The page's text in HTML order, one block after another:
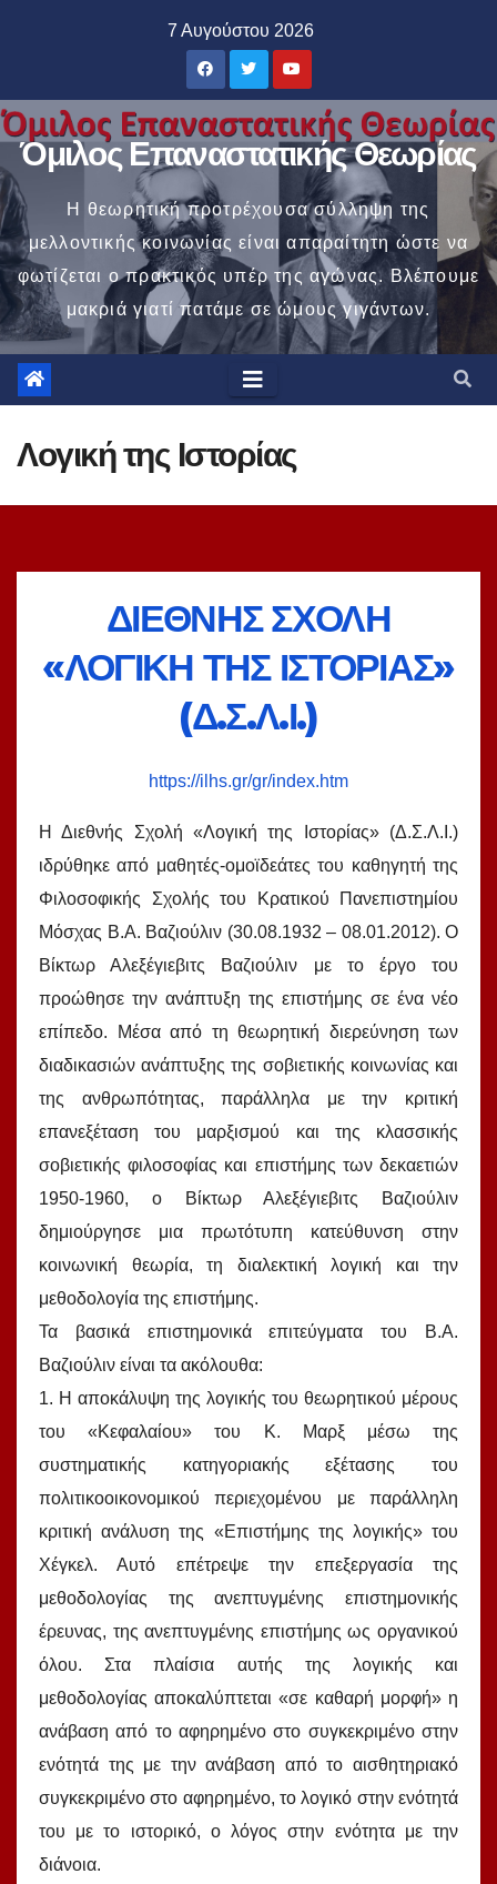
7 Αυγούστου 2026
Όμιλος Επαναστατικής Θεωρίας
Η θεωρητική προτρέχουσα σύλληψη της
μελλοντικής κοινωνίας είναι απαραίτητη ώστε να
φωτίζεται ο πρακτικός υπέρ της αγώνας. Βλέπουμε
μακριά γιατί πατάμε σε ώμους γιγάντων.
Λογική της Ιστορίας
ΔΙΕΘΝΗΣ ΣΧΟΛΗ
«ΛΟΓΙΚΗ ΤΗΣ ΙΣΤΟΡΙΑΣ»
(Δ.Σ.Λ.Ι.)
https://ilhs.gr/gr/index.htm
Η Διεθνής Σχολή «Λογική της Ιστορίας» (Δ.Σ.Λ.Ι.)
ιδρύθηκε από μαθητές-ομοϊδεάτες του καθηγητή της
Φιλοσοφικής Σχολής του Κρατικού Πανεπιστημίου
Μόσχας Β.Α. Βαζιούλιν (30.08.1932 – 08.01.2012). Ο
Βίκτωρ Αλεξέγιεβιτς Βαζιούλιν με το έργο του
προώθησε την ανάπτυξη της επιστήμης σε ένα νέο
επίπεδο. Μέσα από τη θεωρητική διερεύνηση των
διαδικασιών ανάπτυξης της σοβιετικής κοινωνίας και
της ανθρωπότητας, παράλληλα με την κριτική
επανεξέταση του μαρξισμού και της κλασσικής
σοβιετικής φιλοσοφίας και επιστήμης των δεκαετιών
1950-1960, ο Βίκτωρ Αλεξέγιεβιτς Βαζιούλιν
δημιούργησε μια πρωτότυπη κατεύθυνση στην
κοινωνική θεωρία, τη διαλεκτική λογική και την
μεθοδολογία της επιστήμης.
Τα βασικά επιστημονικά επιτεύγματα του Β.Α.
Βαζιούλιν είναι τα ακόλουθα:
1. Η αποκάλυψη της λογικής του θεωρητικού μέρους
του «Κεφαλαίου» του Κ. Μαρξ μέσω της
συστηματικής κατηγοριακής εξέτασης του
πολιτικοοικονομικού περιεχομένου με παράλληλη
κριτική ανάλυση της «Επιστήμης της λογικής» του
Χέγκελ. Αυτό επέτρεψε την επεξεργασία της
μεθοδολογίας της ανεπτυγμένης επιστημονικής
έρευνας, της ανεπτυγμένης επιστήμης ως οργανικού
όλου. Στα πλαίσια αυτής της λογικής και
μεθοδολογίας αποκαλύπτεται «σε καθαρή μορφή» η
ανάβαση από το αφηρημένο στο συγκεκριμένο στην
ενότητά της με την ανάβαση από το αισθητηριακό
συγκεκριμένο στο αφηρημένο, το λογικό στην ενότητά
του με το ιστορικό, ο λόγος στην ενότητα με την
διάνοια.